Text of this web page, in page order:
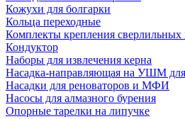
Кожухи для болгарки
Кольца переходные
Комплекты крепления
Кондуктор
Наборы для извлечения керна
Насадка-направляющая на УШМ для
Насадки для реноваторов и МФИ
Насосы для алмазного бурения
Опорные тарелки на липучке